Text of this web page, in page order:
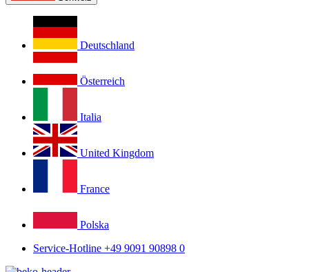
Deutschland
Österreich
Italia
United Kingdom
France
Polska
Service-Hotline +49 9091 90898 0